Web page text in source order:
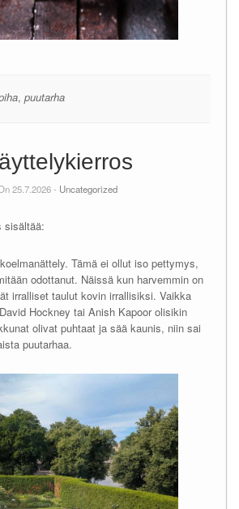
, puutarha
25.7.2026 - Uncategorized
sisältää:
Tämä ei ollut iso pettymys,
odottanut. Näissä kun harvemmin on
irralliset taulut kovin irrallisiksi. Vaikka
Hockney tai Anish Kapoor olisikin
olivat puhtaat ja sää kaunis, niin sai
puutarhaa.